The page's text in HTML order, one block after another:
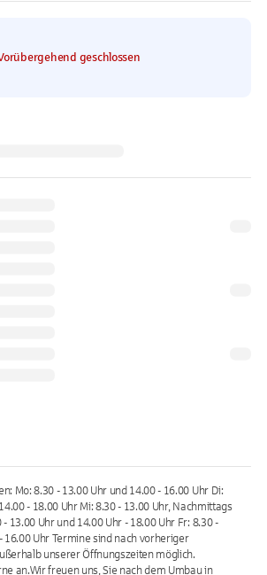
geschlossen
Mo: 8.30 - 13.00 Uhr und 14.00 - 16.00 Uhr Di:
- 18.00 Uhr Mi: 8.30 - 13.00 Uhr, Nachmittags
13.00 Uhr und 14.00 Uhr - 18.00 Uhr Fr: 8.30 -
16.00 Uhr Termine sind nach vorheriger
unserer Öffnungszeiten möglich.
an.Wir freuen uns, Sie nach dem Umbau in